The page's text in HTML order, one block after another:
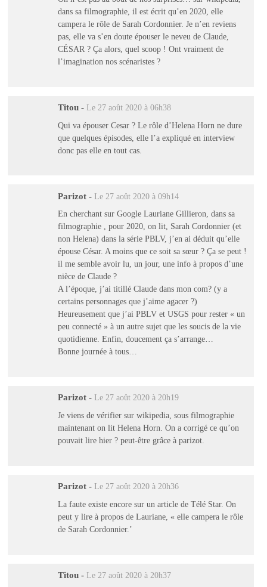
dans sa filmographie, il est écrit qu’en 2020, elle
campera le rôle de Sarah Cordonnier. Je n’en reviens
pas, elle va s’en doute épouser le neveu de Claude,
CÉSAR ? Ça alors, quel scoop ! Ont vraiment de
l’imagination nos scénaristes ?
Titou - Le 27 août 2020 à 06h38
Qui va épouser Cesar ? Le rôle d’Helena Horn ne dure
que quelques épisodes, elle l’a expliqué en interview
donc pas elle en tout cas.
Parizot - Le 27 août 2020 à 09h14
En cherchant sur Google Lauriane Gillieron, dans sa
filmographie , pour 2020, on lit, Sarah Cordonnier (et
non Helena) dans la série PBLV, j’en ai déduit qu’elle
épouse César. A moins que ce soit sa sœur ? Ça se peut !
il me semble avoir lu, un jour, une info à propos d’une
nièce de Claude ?
A l’époque, j’ai titillé Claude dans mon com? (y a
certains personnages que j’aime agacer ?)
Heureusement que j’ai PBLV et USGS pour rester « un
peu connecté » à un autre sujet que les soucis de la vie
quotidienne. Enfin, doucement ça s’arrange…
Bonne journée à tous…
Parizot - Le 27 août 2020 à 20h19
Je viens de vérifier sur wikipedia, sous filmographie
maintenant on lit Helena Horn. On a corrigé ce qu’on
pouvait lire hier ? peut-être grâce à parizot.
Parizot - Le 27 août 2020 à 20h36
La faute existe encore sur un article de Télé Star. On
peut y lire à propos de Lauriane, « elle campera le rôle
de Sarah Cordonnier.’
Titou - Le 27 août 2020 à 20h37